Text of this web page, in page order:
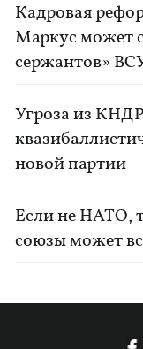
Кадровая
Маркус может
сержантов»
Угроза из
новой партии
Если не НАТО,
союзы может